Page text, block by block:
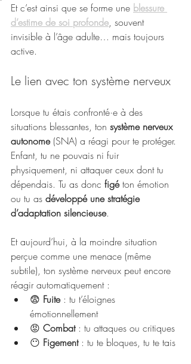
Et c’est ainsi que se forme une blessure
d’estime de soi profonde, souvent
invisible à l’âge adulte… mais toujours
active.
Le lien avec ton système nerveux
Lorsque tu étais confronté·e à des
situations blessantes, ton système nerveux
autonome (SNA) a réagi pour te protéger.
Enfant, tu ne pouvais ni fuir
physiquement, ni attaquer ceux dont tu
dépendais. Tu as donc figé ton émotion
ou tu as développé une stratégie
d’adaptation silencieuse.
Et aujourd’hui, à la moindre situation
perçue comme une menace (même
subtile), ton système nerveux peut encore
réagir automatiquement :
😨 Fuite : tu t’éloignes
émotionnellement
😡 Combat : tu attaques ou critiques
😶 Figement : tu te bloques, tu te tais